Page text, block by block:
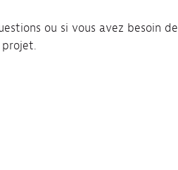
ou si vous avez besoin de